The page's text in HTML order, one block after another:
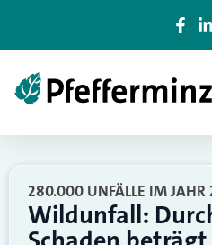
280.000 UNFÄLLE IM JAHR
Wildunfall: